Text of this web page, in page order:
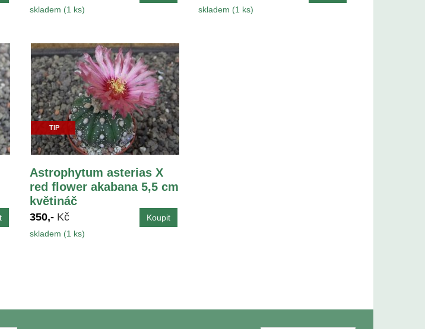
skladem (1 ks) skladem (1 ks)
TIP
Astrophytum asterias X
red flower akabana 5,5 cm
květináč
350,- Kč
skladem (1 ks)